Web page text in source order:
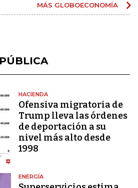
MÁS GLOBOECONOMÍA
HACIENDA
Ofensiva migratoria de
Trump lleva las órdenes
de deportación a su
nivel más alto desde
1998
ENERGÍA